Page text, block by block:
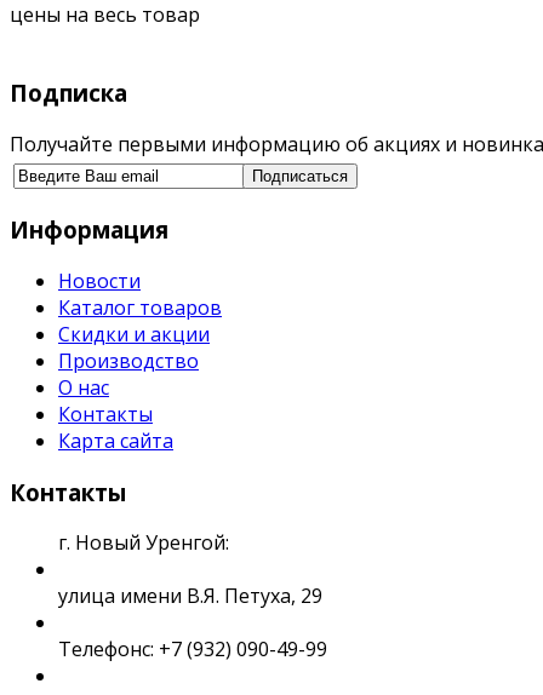
цены на весь товар
Подписка
Получайте первыми информацию об акциях и
Информация
Новости
Каталог товаров
Скидки и акции
Производство
О нас
Контакты
Карта сайта
Контакты
г. Новый Уренгой:
улица имени В.Я. Петуха, 29
Телефонс: +7 (932) 090-49-99